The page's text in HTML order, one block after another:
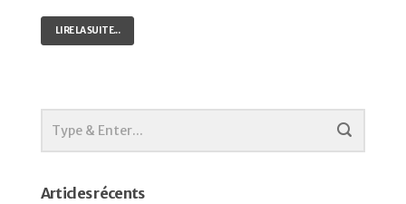
LIRE LA SUITE...
Articles récents